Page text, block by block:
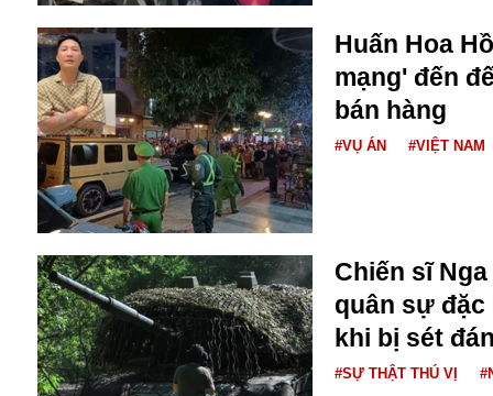
Bộ Y tế
Bão tuyết
Bệnh viện
Bản quyền
Bảo tàng
Blockchain
Bộ Ngoại giao
Bình Dương
Biển Đen
Bình Định
Bulgaria
Biến chủng
Baikal
Bakhmut
Huấn Hoa
mạng' đến
bán hàng
#VỤ ÁN #VIỆT NAM
Chiến sĩ
quân sự đặc
khi bị sét
#SỰ THẬT THÚ VỊ